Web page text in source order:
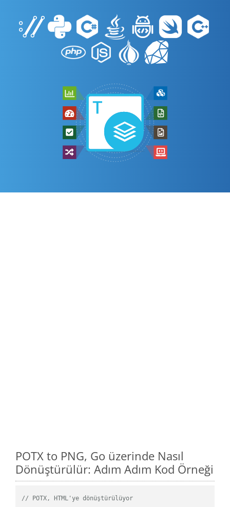
POTX to PNG, Go üzerinde Nasıl
Dönüştürülür: Adım Adım Kod Örneği
// POTX, HTML'ye dönüştürülüyor